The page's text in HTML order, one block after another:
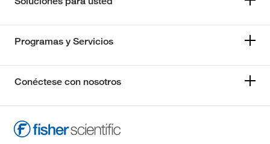
Programas y Servicios
Conéctese con nosotros